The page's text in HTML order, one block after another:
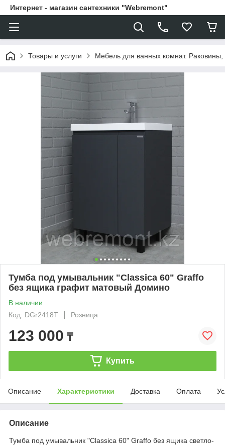
Интернет - магазин сантехники "Webremont"
Товары и услуги Мебель для ванных комнат.
Тумба под умывальник "Classica 60" Graffo
без ящика графит матовый Домино
В наличии
Код: DGr2418T
Розница
123 000 ₸
Купить
Описание Характеристики Доставка Оплата
Описание
Тумба под умывальник "Classica 60" Graffo без ящика светло-